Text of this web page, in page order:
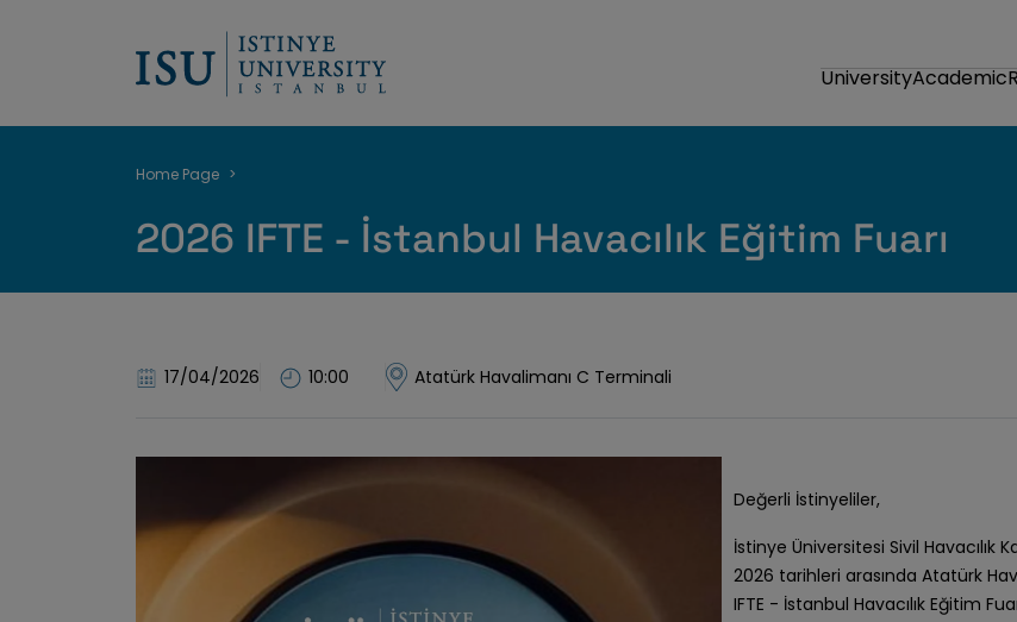
UniversityAcademic
Breadcrumb
Home Page
2026 IFTE - İstanbul Havacılık Eğitim Fuarı
17/04/2026 10:00 Atatürk Havalimanı C Terminali
Değerli İstinyeliler,
İstinye Üniversitesi Sivil Havacılık
2026 tarihleri arasında Atatürk
IFTE - İstanbul Havacılık Eğitim